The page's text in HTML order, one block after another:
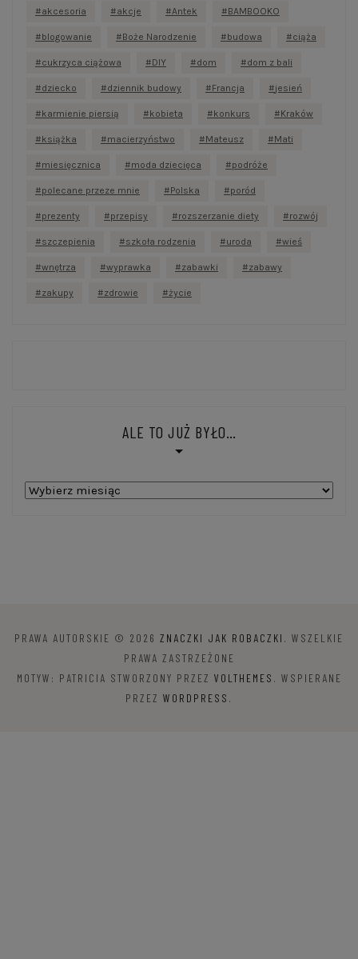
akcesoria akcje Antek BAMBOOKO
blogowanie Boże Narodzenie budowa ciąża
cukrzyca ciążowa DIY dom dom z bali
dziecko dziennik budowy Francja jesień
karmienie piersią kobieta konkurs Kraków
książka macierzyństwo Mateusz Mati
miesięcznica moda dziecięca podróże
polecane przeze mnie Polska poród
prezenty przepisy rozszerzanie diety rozwój
szczepienia szkoła rodzenia uroda wieś
wnętrza wyprawka zabawki zabawy
zakupy zdrowie życie
ALE TO JUŻ BYŁO…
Ale
PRAWA AUTORSKIE © 2026 ZNACZKI JAK ROBACZKI . WSZELKIE
PRAWA ZASTRZEŻONE
MOTYW: PATRICIA STWORZONY PRZEZ VOLTHEMES . WSPIERANE
PRZEZ WORDPRESS .